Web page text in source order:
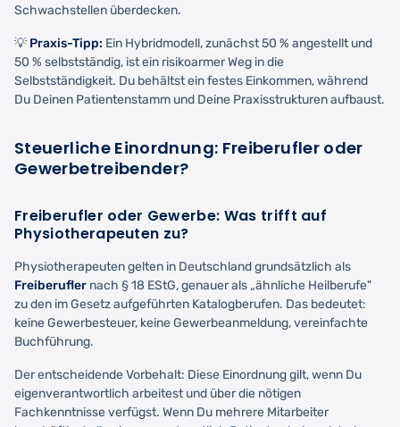
Schwachstellen überdecken.
💡 Praxis-Tipp: Ein Hybridmodell, zunächst 50 % angestellt und
50 % selbstständig, ist ein risikoarmer Weg in die
Selbstständigkeit. Du behältst ein festes Einkommen, während
Du Deinen Patientenstamm und Deine Praxisstrukturen aufbaust.
Steuerliche Einordnung: Freiberufler oder
Gewerbetreibender?
Freiberufler oder Gewerbe: Was trifft auf
Physiotherapeuten zu?
Physiotherapeuten gelten in Deutschland grundsätzlich als
Freiberufler nach § 18 EStG, genauer als „ähnliche Heilberufe"
zu den im Gesetz aufgeführten Katalogberufen. Das bedeutet:
keine Gewerbesteuer, keine Gewerbeanmeldung, vereinfachte
Buchführung.
Der entscheidende Vorbehalt: Diese Einordnung gilt, wenn Du
eigenverantwortlich arbeitest und über die nötigen
Fachkenntnisse verfügst. Wenn Du mehrere Mitarbeiter